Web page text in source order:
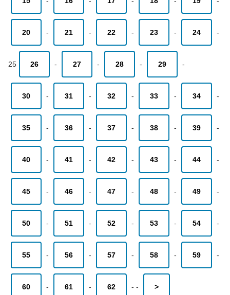
20 - 21 - 22 - 23 - 24 -
25 26 - 27 - 28 - 29 -
30 - 31 - 32 - 33 - 34 -
35 - 36 - 37 - 38 - 39 -
40 - 41 - 42 - 43 - 44 -
45 - 46 - 47 - 48 - 49 -
50 - 51 - 52 - 53 - 54 -
55 - 56 - 57 - 58 - 59 -
60 - 61 - 62 - - >